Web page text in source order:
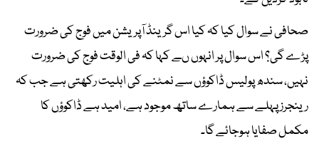
صحافی نے سوال کیا کہ کیا اس گرینڈ آپریشن میں فوج کی ضرورت
پڑے گی؟ اس سوال پر انہوں ںے کہا کہ فی الوقت فوج کی ضرورت
نہیں، سندھ پولیس ڈاکوؤں سے نمٹنے کی اہلیت رکھتی ہے جب کہ
رینجرز پہلے سے ہمارے ساتھ موجود ہے، امید ہے ڈاکوؤں کا
مکمل صفایا ہوجائے گا۔